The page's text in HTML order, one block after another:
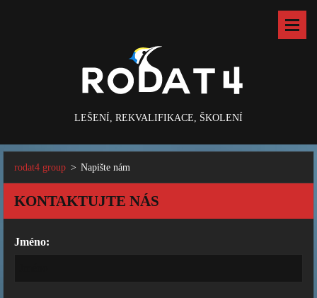
LEŠENÍ, REKVALIFIKACE, ŠKOLENÍ
rodat4 group > Napište nám
KONTAKTUJTE NÁS
Jméno: